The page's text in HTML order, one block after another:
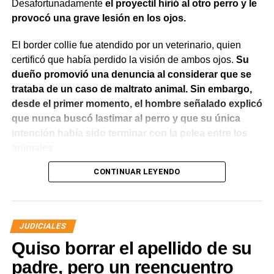
Desafortunadamente el proyectil hirió al otro perro y le
provocó una grave lesión en los ojos.
El border collie fue atendido por un veterinario, quien
certificó que había perdido la visión de ambos ojos. Su
dueño promovió una denuncia al considerar que se
trataba de un caso de maltrato animal. Sin embargo,
desde el primer momento, el hombre señalado explicó
que nunca buscó lastimar al perro y que su única
intención había sido terminar con la pelea entre los
El Juzgado de Paz analizó el caso y resolvió desestimar
que los hechos no configuraban la contravención de
maltrato animal prevista en el Código Contravencional.
La sentencia destacó que esa figura exige una conducta
dolosa, es decir, la voluntad de provocar daño al animal.
CONTINUAR LEYENDO
JUDICIALES
Quiso borrar el apellido de su
padre, pero un reencuentro